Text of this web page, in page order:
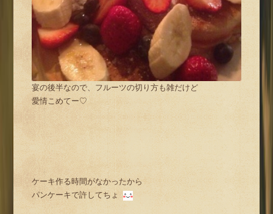
宴の後半なので、フルーツの切り方も雑だけど
愛情こめてー♡
ケーキ作る時間がなかったから
パンケーキで許してちょ